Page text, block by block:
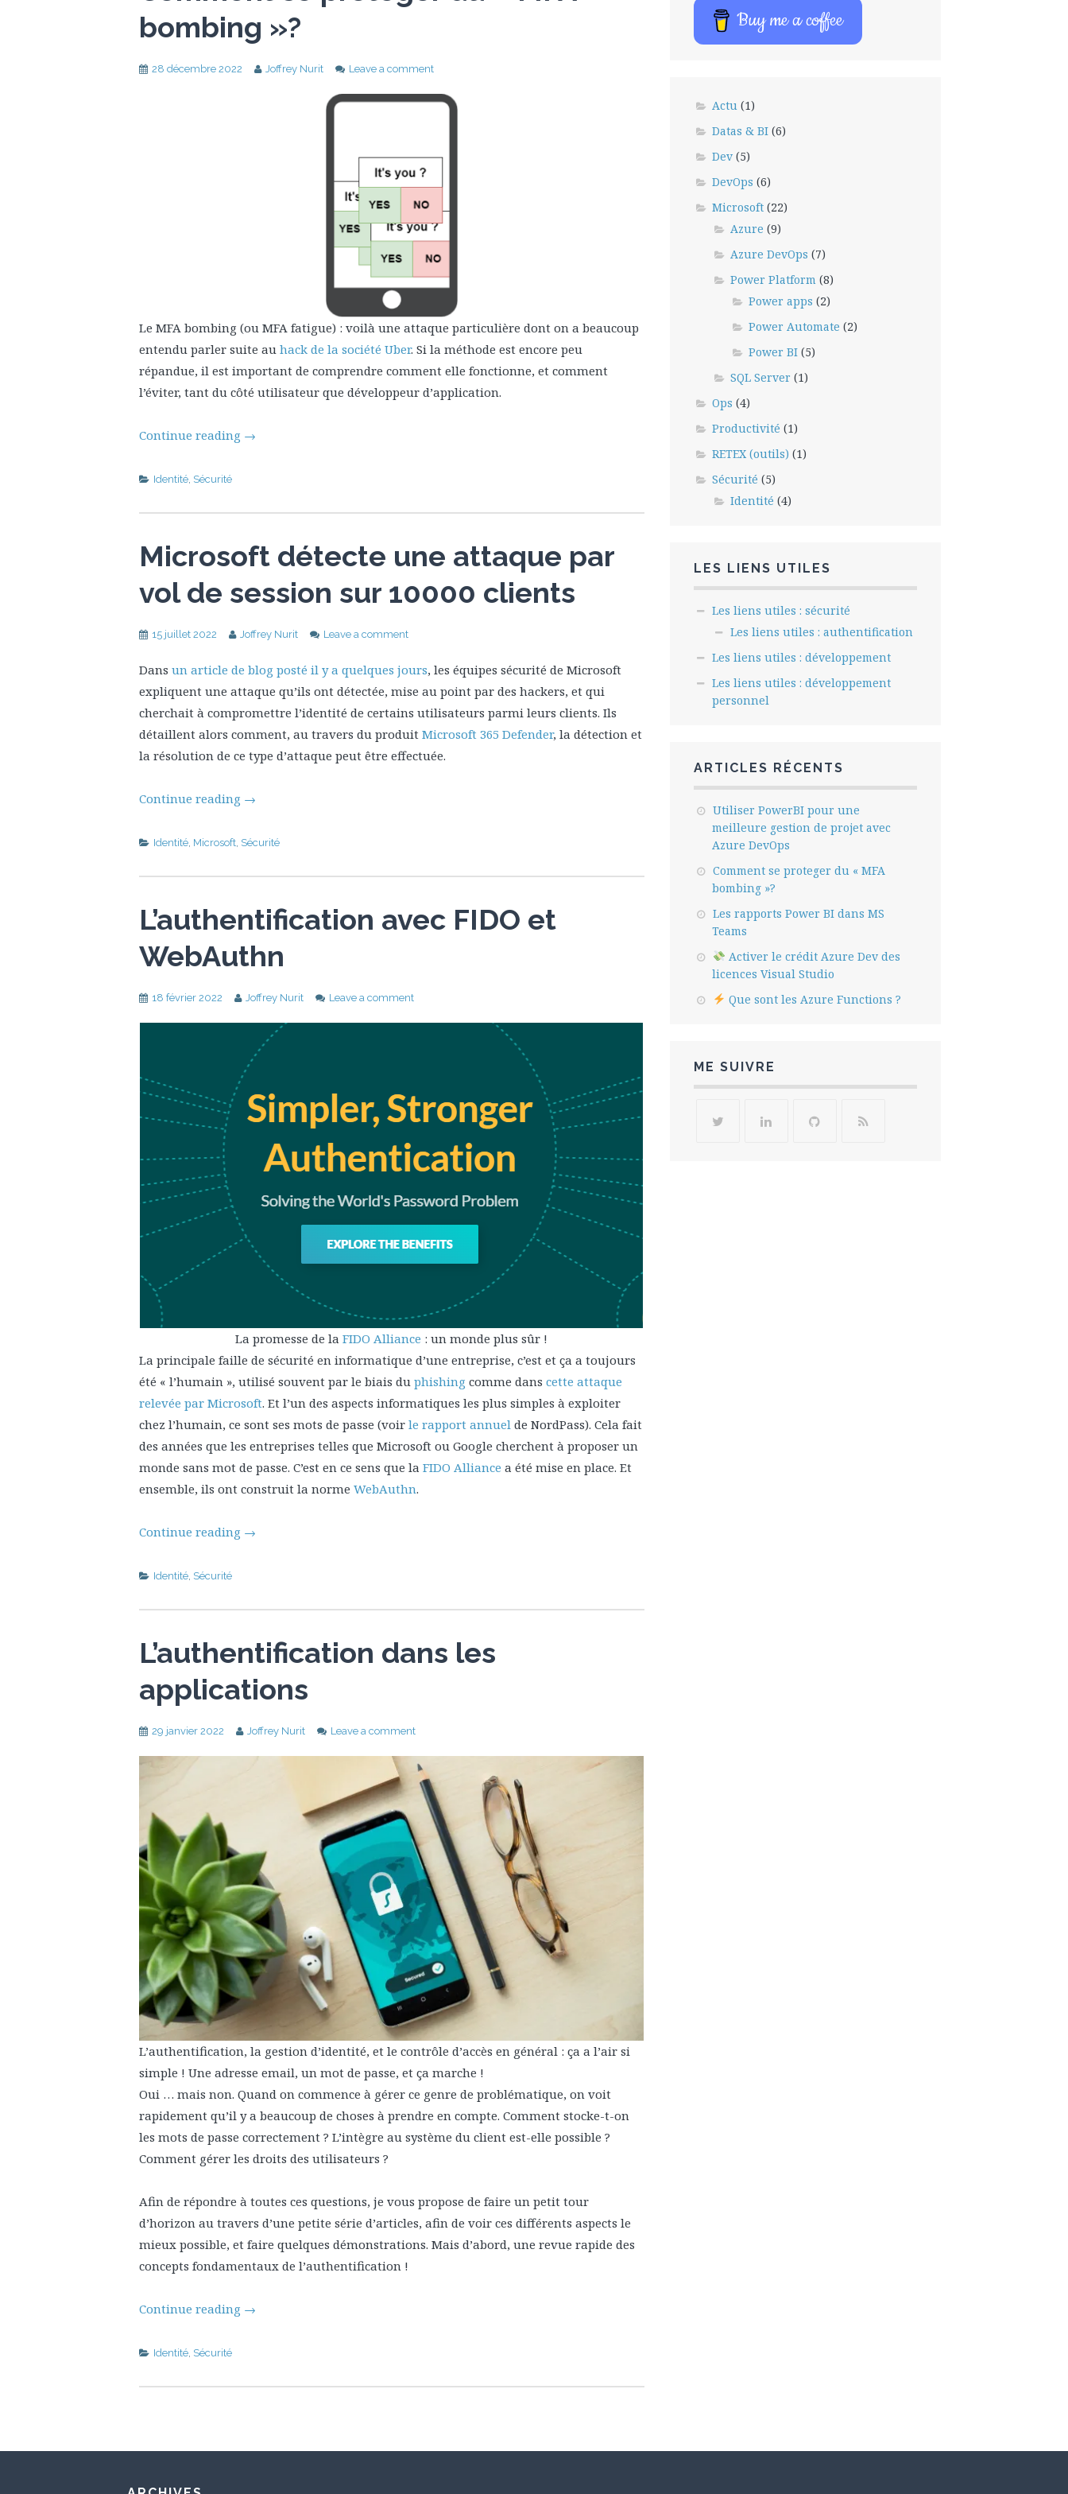
bombing »?
28 décembre 2022 Joffrey Nurit Leave a comment
Le MFA bombing (ou MFA fatigue) : voilà une attaque particulière dont on a beaucoup
entendu parler suite au hack de la société Uber. Si la méthode est encore peu
répandue, il est important de comprendre comment elle fonctionne, et comment
l’éviter, tant du côté utilisateur que développeur d’application.
Continue reading →
Identité, Sécurité
Microsoft détecte une attaque par
vol de session sur 10000 clients
15 juillet 2022 Joffrey Nurit Leave a comment
Dans un article de blog posté il y a quelques jours, les équipes sécurité de Microsoft
expliquent une attaque qu’ils ont détectée, mise au point par des hackers, et qui
cherchait à compromettre l’identité de certains utilisateurs parmi leurs clients. Ils
détaillent alors comment, au travers du produit Microsoft 365 Defender, la détection et
la résolution de ce type d’attaque peut être effectuée.
Continue reading →
Identité, Microsoft, Sécurité
L’authentification avec FIDO et
WebAuthn
18 février 2022 Joffrey Nurit Leave a comment
La promesse de laFIDO Alliance : un monde plus sûr !
La principale faille de sécurité en informatique d’une entreprise, c’est et ça a toujours
été « l’humain », utilisé souvent par le biais du phishing comme dans cette attaque
relevée par Microsoft. Et l’un des aspects informatiques les plus simples à exploiter
chez l’humain, ce sont ses mots de passe (voir le rapport annuel de NordPass). Cela fait
des années que les entreprises telles que Microsoft ou Google cherchent à proposer un
monde sans mot de passe. C’est en ce sens que la FIDO Alliance a été mise en place. Et
ensemble, ils ont construit la norme WebAuthn.
Continue reading →
Identité, Sécurité
L’authentification dans les
applications
29 janvier 2022 Joffrey Nurit Leave a comment
L’authentification, la gestion d’identité, et le contrôle d’accès en général : ça a l’air si
simple ! Une adresse email, un mot de passe, et ça marche !
Oui … mais non. Quand on commence à gérer ce genre de problématique, on voit
rapidement qu’il y a beaucoup de choses à prendre en compte. Comment stocke-t-on
les mots de passe correctement ? L’intègre au système du client est-elle possible ?
Comment gérer les droits des utilisateurs ?
Afin de répondre à toutes ces questions, je vous propose de faire un petit tour
d’horizon au travers d’une petite série d’articles, afin de voir ces différents aspects le
mieux possible, et faire quelques démonstrations. Mais d’abord, une revue rapide des
concepts fondamentaux de l’authentification !
Continue reading →
Identité, Sécurité
Buy me a coffee
Actu(1)
Datas & BI(6)
Dev(5)
DevOps (6)
Microsoft(22)
Azure (9)
Azure DevOps (7)
Power Platform(8)
Power apps (2)
Power Automate (2)
Power BI(5)
SQL Server (1)
Ops (4)
Productivité (1)
RETEX (outils) (1)
Sécurité (5)
Identité (4)
LES LIENS UTILES
Les liens utiles : sécurité
Les liens utiles : authentification
Les liens utiles : développement
Les liens utiles : développement
personnel
ARTICLES RÉCENTS
Utiliser PowerBI pour une
meilleure gestion de projet avec
Azure DevOps
Comment se proteger du « MFA
bombing »?
Les rapports Power BI dans MS
Teams
Activer le crédit Azure Dev des
licences Visual Studio
Que sont les Azure Functions ?
ME SUIVRE